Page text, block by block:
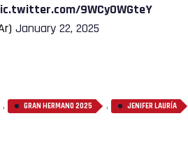
9WCyOWGteY
January 22, 2025
, GRAN HERMANO 2025 , JENIFER LAURÍA